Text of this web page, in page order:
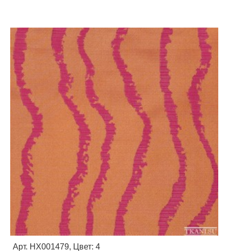
Арт. HX001479, Цвет: 4